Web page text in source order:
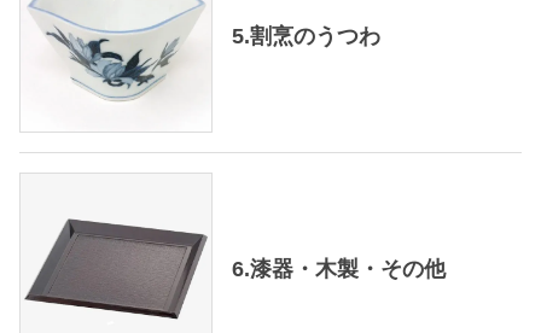
5.割烹のうつわ
6.漆器・木製・その他